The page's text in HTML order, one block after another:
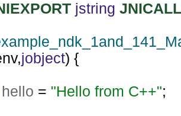
jstring JNICALL
jobject) {
hello = "Hello from C++";